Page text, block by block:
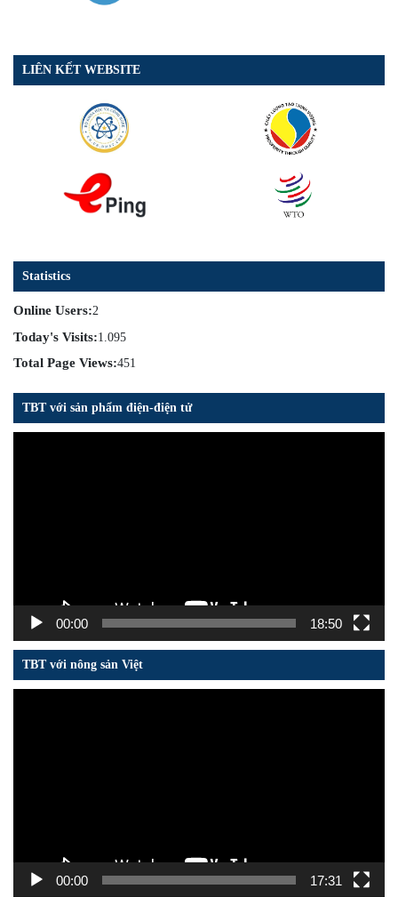
LIÊN KẾT WEBSITE
Statistics
Online Users:2
Today's Visits:1.095
Total Page Views:451
TBT với sản phẩm điện-điện tử
00:00 18:50
TBT với nông sản Việt
00:00 17:31